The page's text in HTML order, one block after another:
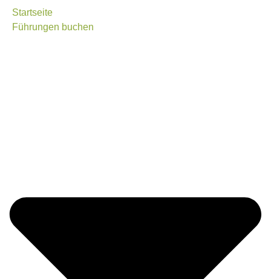
Startseite
Führungen buchen